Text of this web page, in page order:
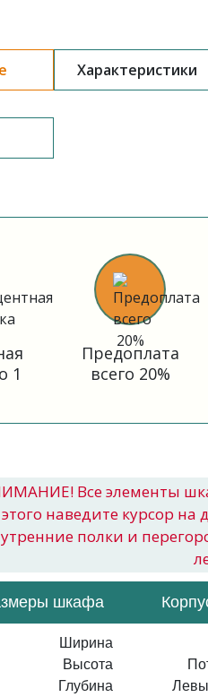
Характеристики
1
Предоплата
всего 20%
Все элементы
этого наведите курсор
полки и
шкафа
Ширина
Высота
Глубина